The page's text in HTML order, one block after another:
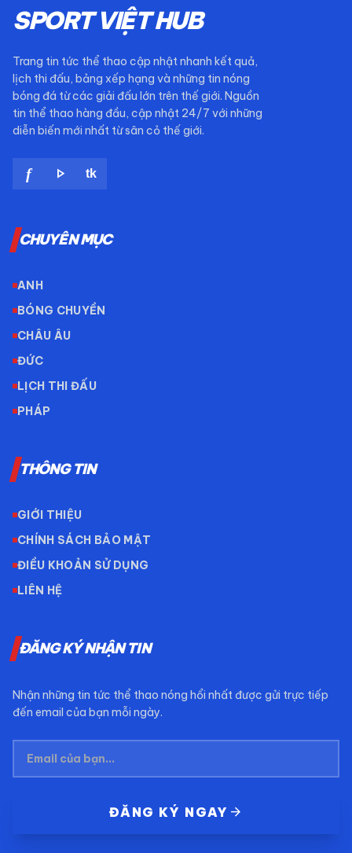
SPORT VIỆT HUB
Trang tin tức thể thao cập nhật nhanh kết quả,
lịch thi đấu, bảng xếp hạng và những tin nóng
bóng đá từ các giải đấu lớn trên thế giới. Nguồn
tin thể thao hàng đầu, cập nhật 24/7 với những
diễn biến mới nhất từ sân cỏ thế giới.
f play_arrow tk
CHUYÊN MỤC
ANH
BÓNG CHUYỀN
CHÂU ÂU
ĐỨC
LỊCH THI ĐẤU
PHÁP
THÔNG TIN
GIỚI THIỆU
CHÍNH SÁCH BẢO MẬT
ĐIỀU KHOẢN SỬ DỤNG
LIÊN HỆ
ĐĂNG KÝ NHẬN TIN
Nhận những tin tức thể thao nóng hổi nhất được gửi trực tiếp
đến email của bạn mỗi ngày.
ĐĂNG KÝ NGAY arrow_forward